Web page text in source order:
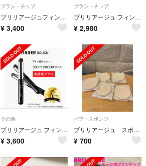
ブラシ・チップ
ブリリアージュフィンガーブラシ
¥ 3,400
ブラシ・チップ
ブリリアージュ フィンガーブラシ カモフラージュ コンシーラーチーク
¥ 2,980
その他
ブリリアージュ フィンガーブラシ
¥ 3,600
パフ・スポンジ
ブリリアージュ スポンジ5SET
¥ 700